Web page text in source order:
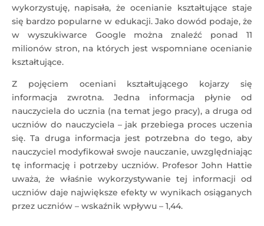
wykorzystuję, napisała, że ocenianie kształtujące staje
się bardzo popularne w edukacji. Jako dowód podaje, że
w wyszukiwarce Google można znaleźć ponad 11
milionów stron, na których jest wspomniane ocenianie
kształtujące.
Z pojęciem oceniani kształtującego kojarzy się
informacja zwrotna. Jedna informacja płynie od
nauczyciela do ucznia (na temat jego pracy), a druga od
uczniów do nauczyciela – jak przebiega proces uczenia
się. Ta druga informacja jest potrzebna do tego, aby
nauczyciel modyfikował swoje nauczanie, uwzględniając
tę informację i potrzeby uczniów. Profesor John Hattie
uważa, że właśnie wykorzystywanie tej informacji od
uczniów daje największe efekty w wynikach osiąganych
przez uczniów – wskaźnik wpływu – 1,44.